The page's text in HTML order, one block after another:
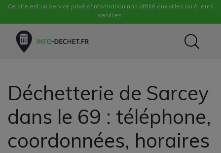
Ce site est un service privé d'information non affilié aux villes ou à leurs
services.
Déchetterie de Sarcey
dans le 69 : téléphone,
coordonnées, horaires